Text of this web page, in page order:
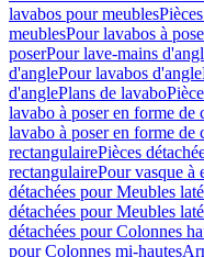
lavabos pour meubles
meublesPour lavabos à
poserPour lave-mains
d'anglePour lavabos d'angle
d'anglePlans de lavabo
lavabo à poser en forme de
lavabo à poser en forme de
rectangulairePièces
rectangulairePour vasque à
détachées pour Meubles
détachées pour Meubles
détachées pour Colonnes
pour Colonnes mi-hautes